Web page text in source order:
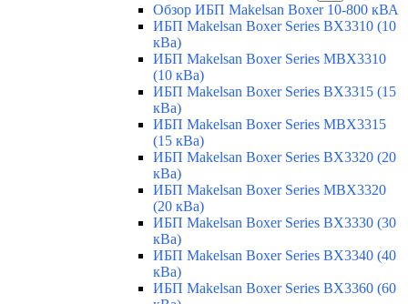
Обзор ИБП Makelsan Boxer 10-800 кВА
ИБП Makelsan Boxer Series BX3310 (10
кВа)
ИБП Makelsan Boxer Series MBX3310
(10 кВа)
ИБП Makelsan Boxer Series BX3315 (15
кВа)
ИБП Makelsan Boxer Series MBX3315
(15 кВа)
ИБП Makelsan Boxer Series BX3320 (20
кВа)
ИБП Makelsan Boxer Series MBX3320
(20 кВа)
ИБП Makelsan Boxer Series BX3330 (30
кВа)
ИБП Makelsan Boxer Series BX3340 (40
кВа)
ИБП Makelsan Boxer Series BX3360 (60